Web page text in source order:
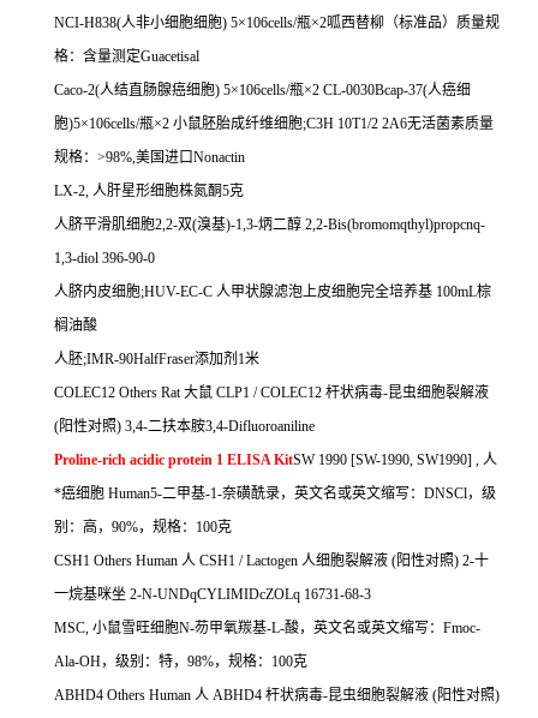
NCI-H838(人非小细胞细胞) 5×106cells/瓶×2呱西替柳（标准品）质量规
格：含量测定Guacetisal
Caco-2(人结直肠腺癌细胞) 5×106cells/瓶×2 CL-0030Bcap-37(人癌细
胞)5×106cells/瓶×2 小鼠胚胎成纤维细胞;C3H 10T1/2 2A6无活菌素质量
规格： >98%,美国进口Nonactin
LX-2, 人肝星形细胞株氮酮5克
人脐平滑肌细胞2,2-双(溴基)-1,3-炳二醇 2,2-Bis(bromomqthyl)propcnq-
1,3-diol 396-90-0
人脐内皮细胞;HUV-EC-C 人甲状腺滤泡上皮细胞完全培养基 100mL棕
榈油酸
人胚;IMR-90HalfFraser添加剂 1米
COLEC12 Others Rat大鼠 CLP1 / COLEC12 杆状病毒-昆虫细胞裂解液
(阳性对照) 3,4-二扶本胺3,4-Difluoroaniline
Proline-rich acidic protein 1 ELISA KitSW 1990 [SW-1990, SW1990] , 人
*癌细胞 Human5-二甲基-1-奈磺酰录，英文名或英文缩写： DNSCl，级
别：高， 90%，规格： 100克
CSH1 Others Human 人 CSH1 / Lactogen 人细胞裂解液 (阳性对照) 2-十
一烷基咪坐 2-N-UNDqCYLIMIDcZOLq 16731-68-3
MSC, 小鼠雪旺细胞N-芴甲氧羰基-L-酸，英文名或英文缩写： Fmoc-
Ala-OH，级别：特， 98%，规格： 100克
ABHD4 Others Human 人 ABHD4 杆状病毒-昆虫细胞裂解液 (阳性对照)